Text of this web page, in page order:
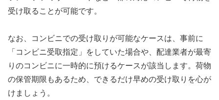
受け取ることが可能です。
なお、コンビニでの受け取りが可能なケースは、事前に
「コンビニ受取指定」をしていた場合や、配達業者が最寄
りのコンビニに一時的に預けるケースが該当します。荷物
の保管期限もあるため、できるだけ早めの受け取りを心が
けましょう。